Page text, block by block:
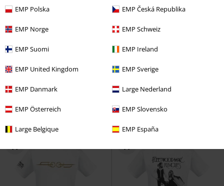
EMP Polska EMP Česká Republika
EMP Norge EMP Schweiz
EMP Suomi EMP Ireland
EMP United Kingdom EMP Sverige
EMP Danmark Large Nederland
EMP Österreich EMP Slovensko
Large Belgique EMP España
Grote maten
Adviesprijs
Vanaf€ 23,99 € 34,99
COLOURED VINYL, LIMITED